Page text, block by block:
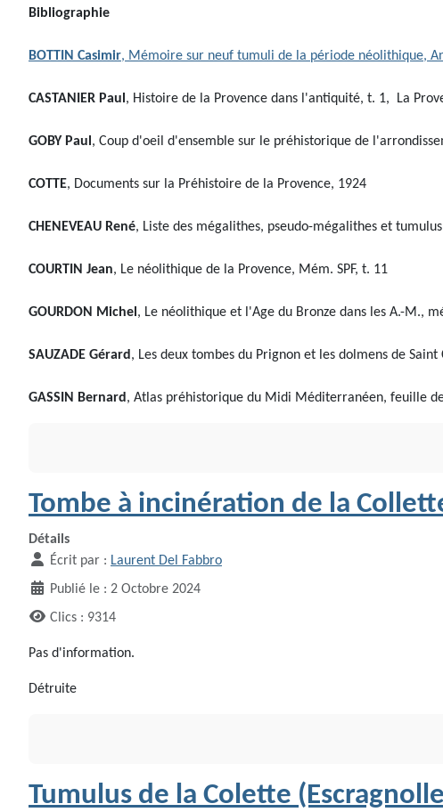
Bibliographie
BOTTIN Casimir, Mémoire sur neuf tumuli de la période néolithique,
CASTANIER Paul , Histoire de la Provence dans l'antiquité, t. 1, La
GOBY Paul , Coup d'oeil d'ensemble sur le préhistorique de
COTTE, Documents sur la Préhistoire de la Provence, 1924
CHENEVEAU René, Liste des mégalithes, pseudo-mégalithes et
COURTIN Jean, Le néolithique de la Provence, Mém. SPF, t. 11
GOURDON Michel , Le néolithique et l'Age du Bronze dans les A.-M.,
SAUZADE Gérard , Les deux tombes du Prignon et les dolmens de
GASSIN Bernard , Atlas préhistorique du Midi Méditerranéen, feuille de
Tombe à incinération de la
Détails
Écrit par : Laurent Del Fabbro
Publié le : 2 Octobre 2024
Clics : 9314
Pas d'information.
Détruite
Tumulus de la Colette